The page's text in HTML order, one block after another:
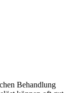
Behandlung